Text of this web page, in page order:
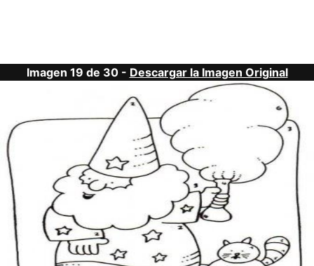
Imagen 19 de 30 - Descargar la Imagen Original